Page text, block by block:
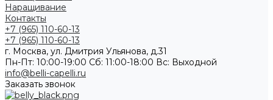
Наращивание
Контакты
+7 (965) 110-60-13
+7 (965) 110-60-13
г. Москва, ул. Дмитрия Ульянова, д.31
Пн-Пт: 10:00-19:00 Cб: 11:00-18:00 Вс: Выходной
info@belli-capelli.ru
Заказать звонок